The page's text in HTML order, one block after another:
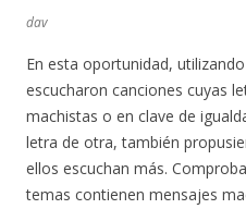
dav
En esta oportunidad,
escucharon canciones cuyas
machistas o en clave de
letra de otra, también
ellos escuchan más.
temas contienen mensajes